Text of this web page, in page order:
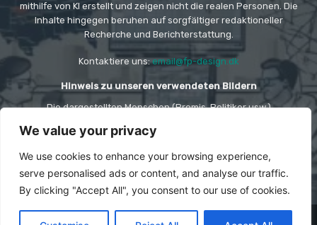
We value your privacy
We use cookies to enhance your browsing experience,
serve personalised ads or content, and analyse our traffic.
By clicking "Accept All", you consent to our use of cookies.
mithilfe von KI erstellt und zeigen nicht die realen Personen. Die
Inhalte hingegen beruhen auf sorgfältiger redaktioneller
Recherche und Berichterstattung.
Kontaktiere uns:email@fp-design.dk
Hinweis zu unseren verwendeten Bildern
Die dargestellten Menschen (Promis, Politiker usw.)
Gründen wurden die Darstellungen mithilfe von KI
erstellt und zeigen nicht die realen Personen. Die
Inhalte hingegen beruhen auf sorgfältiger
redaktioneller Recherche und Berichterstattung.